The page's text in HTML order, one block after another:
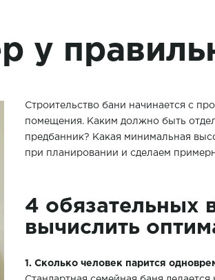
у
Строительство бани начинается с
помещения. Каким должно быть
предбанник? Какая минимальная
при планировании и сделаем
4 обязательных
вычислить
1. Сколько человек парится